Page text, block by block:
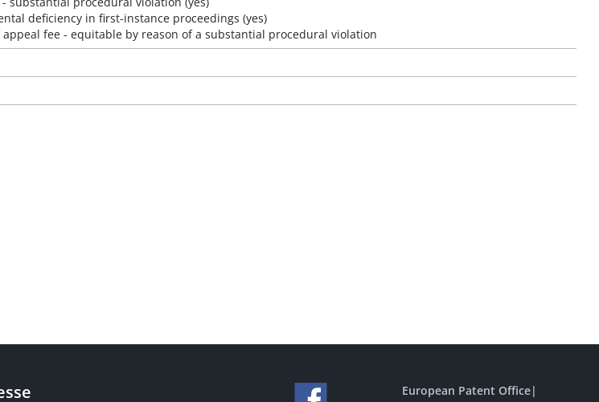
deficiency in first-instance proceedings (yes)
fee - equitable by reason of a substantial procedural violation
European Patent Office|